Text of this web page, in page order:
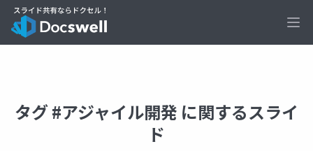
タグ #アジャイル開発 に関するスライ
ド